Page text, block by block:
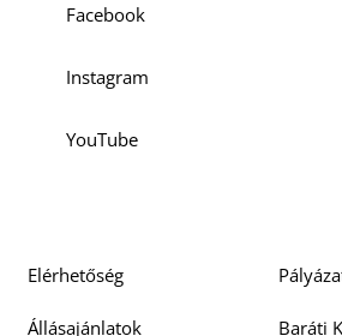
Facebook
Instagram
YouTube
Elérhetőség
Állásajánlatok Baráti